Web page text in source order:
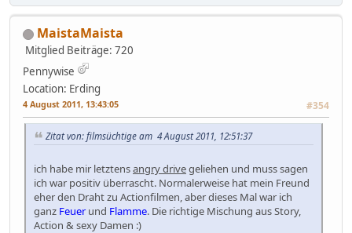
MaistaMaista
Mitglied Beiträge: 720
Pennywise
Location: Erding
4 August 2011, 13:43:05 #354
Zitat von: filmsüchtige am 4 August 2011, 12:51:37
ich habe mir letztensangry drivegeliehen und muss sagen
ich war positiv überrascht. Normalerweise hat mein Freund
eher den Draht zu Actionfilmen, aber dieses Mal war ich
ganz Feuer und Flamme. Die richtige Mischung aus Story,
Action & sexy Damen :)